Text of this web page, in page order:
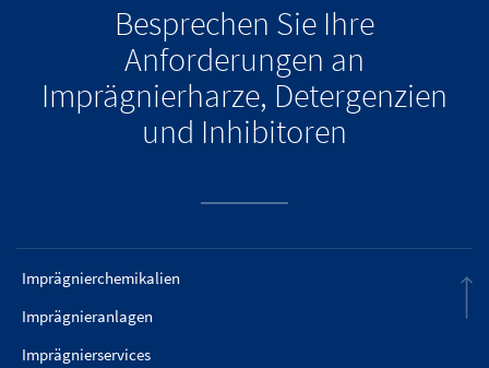
Besprechen Sie Ihre
Anforderungen an
Imprägnierharze, Detergenzien
und Inhibitoren
Imprägnierchemikalien
Imprägnieranlagen
Imprägnierservices